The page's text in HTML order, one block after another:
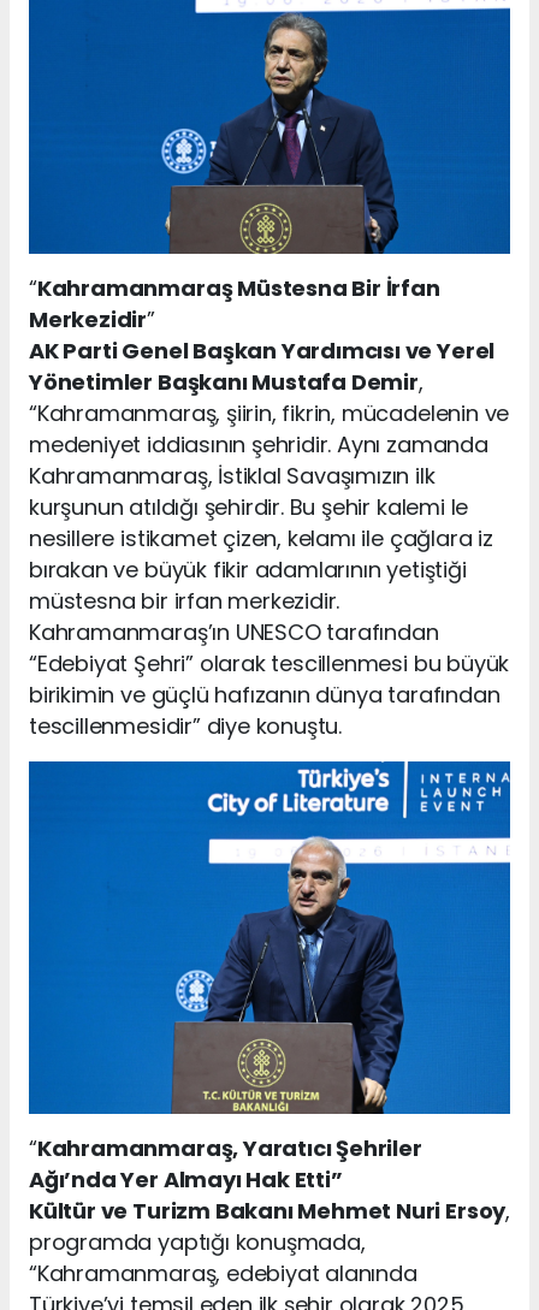
“Kahramanmaraş Müstesna Bir İrfan
Merkezidir”
AK Parti Genel Başkan Yardımcısı ve Yerel
Yönetimler Başkanı Mustafa Demir,
“Kahramanmaraş, şiirin, fikrin, mücadelenin ve
medeniyet iddiasının şehridir. Aynı zamanda
Kahramanmaraş, İstiklal Savaşımızın ilk
kurşunun atıldığı şehirdir. Bu şehir kalemi le
nesillere istikamet çizen, kelamı ile çağlara iz
bırakan ve büyük fikir adamlarının yetiştiği
müstesna bir irfan merkezidir.
Kahramanmaraş’ın UNESCO tarafından
“Edebiyat Şehri” olarak tescillenmesi bu büyük
birikimin ve güçlü hafızanın dünya tarafından
tescillenmesidir” diye konuştu.
“Kahramanmaraş, Yaratıcı Şehriler
Ağı’nda Yer Almayı Hak Etti”
Kültür ve Turizm Bakanı Mehmet Nuri Ersoy,
programda yaptığı konuşmada,
“Kahramanmaraş, edebiyat alanında